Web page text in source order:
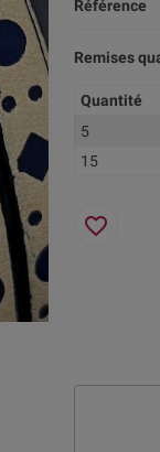
Référence
Remises
Quantité
5
15
favorite_border